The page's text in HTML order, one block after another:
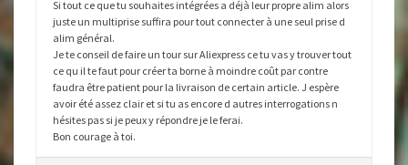
Si tout ce que tu souhaites intégrées a déjà leur propre alim alors
juste un multiprise suffira pour tout connecter à une seul prise d
alim général.
Je te conseil de faire un tour sur Aliexpress ce tu vas y trouver tout
ce qu il te faut pour créer ta borne à moindre coût par contre
faudra être patient pour la livraison de certain article. J espère
avoir été assez clair et si tu as encore d autres interrogations n
hésites pas si je peux y répondre je le ferai.
Bon courage à toi.